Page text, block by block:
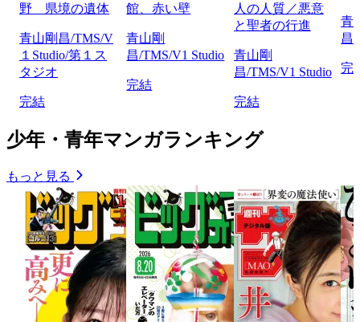
野 県境の遺体
青山剛昌/TMS/V
１Studio/第１ス
タジオ
完結
館、赤い壁
青山剛
昌/TMS/V1 Studio
完結
人の人質／悪意
と聖者の行進
青山剛
昌/TMS/V1 Studio
完結
青
昌
完
少年・青年マンガランキング
もっと見る